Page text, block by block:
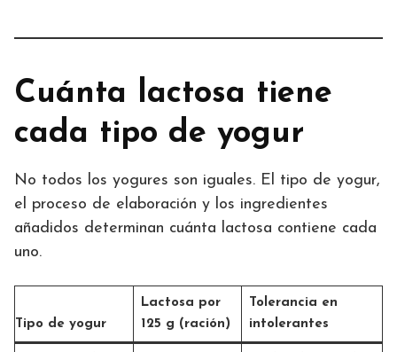
Cuánta lactosa tiene
cada tipo de yogur
No todos los yogures son iguales. El tipo de yogur,
el proceso de elaboración y los ingredientes
añadidos determinan cuánta lactosa contiene cada
uno.
Tipo de yogur
Lactosa por
125 g (ración)
Tolerancia en
intolerantes